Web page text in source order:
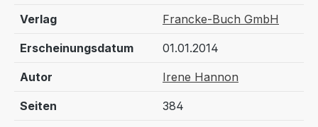
Verlag Francke-Buch GmbH
Erscheinungsdatum 01.01.2014
Autor Irene Hannon
Seiten 384